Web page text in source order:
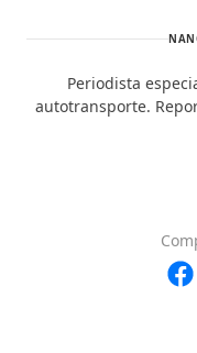
Periodista
autotransporte.